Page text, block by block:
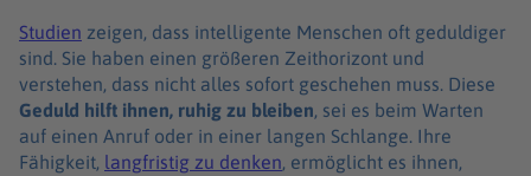
Studien zeigen, dass intelligente Menschen oft geduldiger
sind. Sie haben einen größeren Zeithorizont und
verstehen, dass nicht alles sofort geschehen muss. Diese
Geduld hilft ihnen, ruhig zu bleiben, sei es beim Warten
auf einen Anruf oder in einer langen Schlange. Ihre
Fähigkeit,
langfristig zu denken, ermöglicht es ihnen,